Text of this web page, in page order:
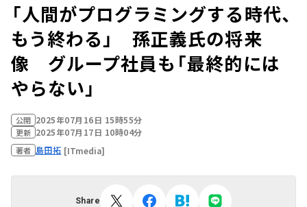
「人間がプログラミングする時代、
もう終わる」 孫正義氏の将来
像 グループ社員も「最終的には
やらない」
公開 2025年07月16日 15時55分
更新 2025年07月17日 10時04分
著者 島田拓 [ITmedia]
Share